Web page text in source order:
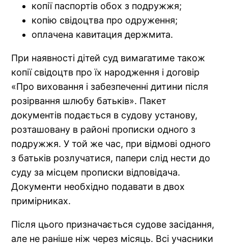
копії паспортів обох з подружжя;
копію свідоцтва про одруження;
оплачена кавитация держмита.
При наявності дітей суд вимагатиме також
копії свідоцтв про їх народження і договір
«Про виховання і забезпеченні дитини після
розірвання шлюбу батьків». Пакет
документів подається в судову установу,
розташовану в районі прописки одного з
подружжя. У той же час, при відмові одного
з батьків розлучатися, папери слід нести до
суду за місцем прописки відповідача.
Документи необхідно подавати в двох
примірниках.
Після цього призначається судове засідання,
але не раніше ніж через місяць. Всі учасники